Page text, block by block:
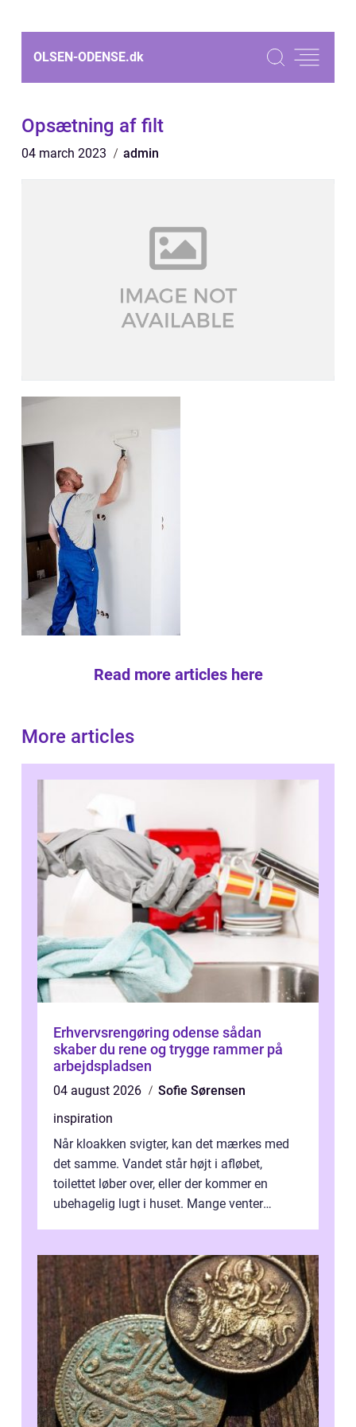
OLSEN-ODENSE.dk
Opsætning af filt
04 march 2023 admin
Read more articles here
More articles
Erhvervsrengøring odense sådan
skaber du rene og trygge rammer på
arbejdspladsen
04 august 2026
Sofie Sørensen
inspiration
Når kloakken svigter, kan det mærkes med
det samme. Vandet står højt i afløbet,
toilettet løber over, eller der kommer en
ubehagelig lugt i huset. Mange venter